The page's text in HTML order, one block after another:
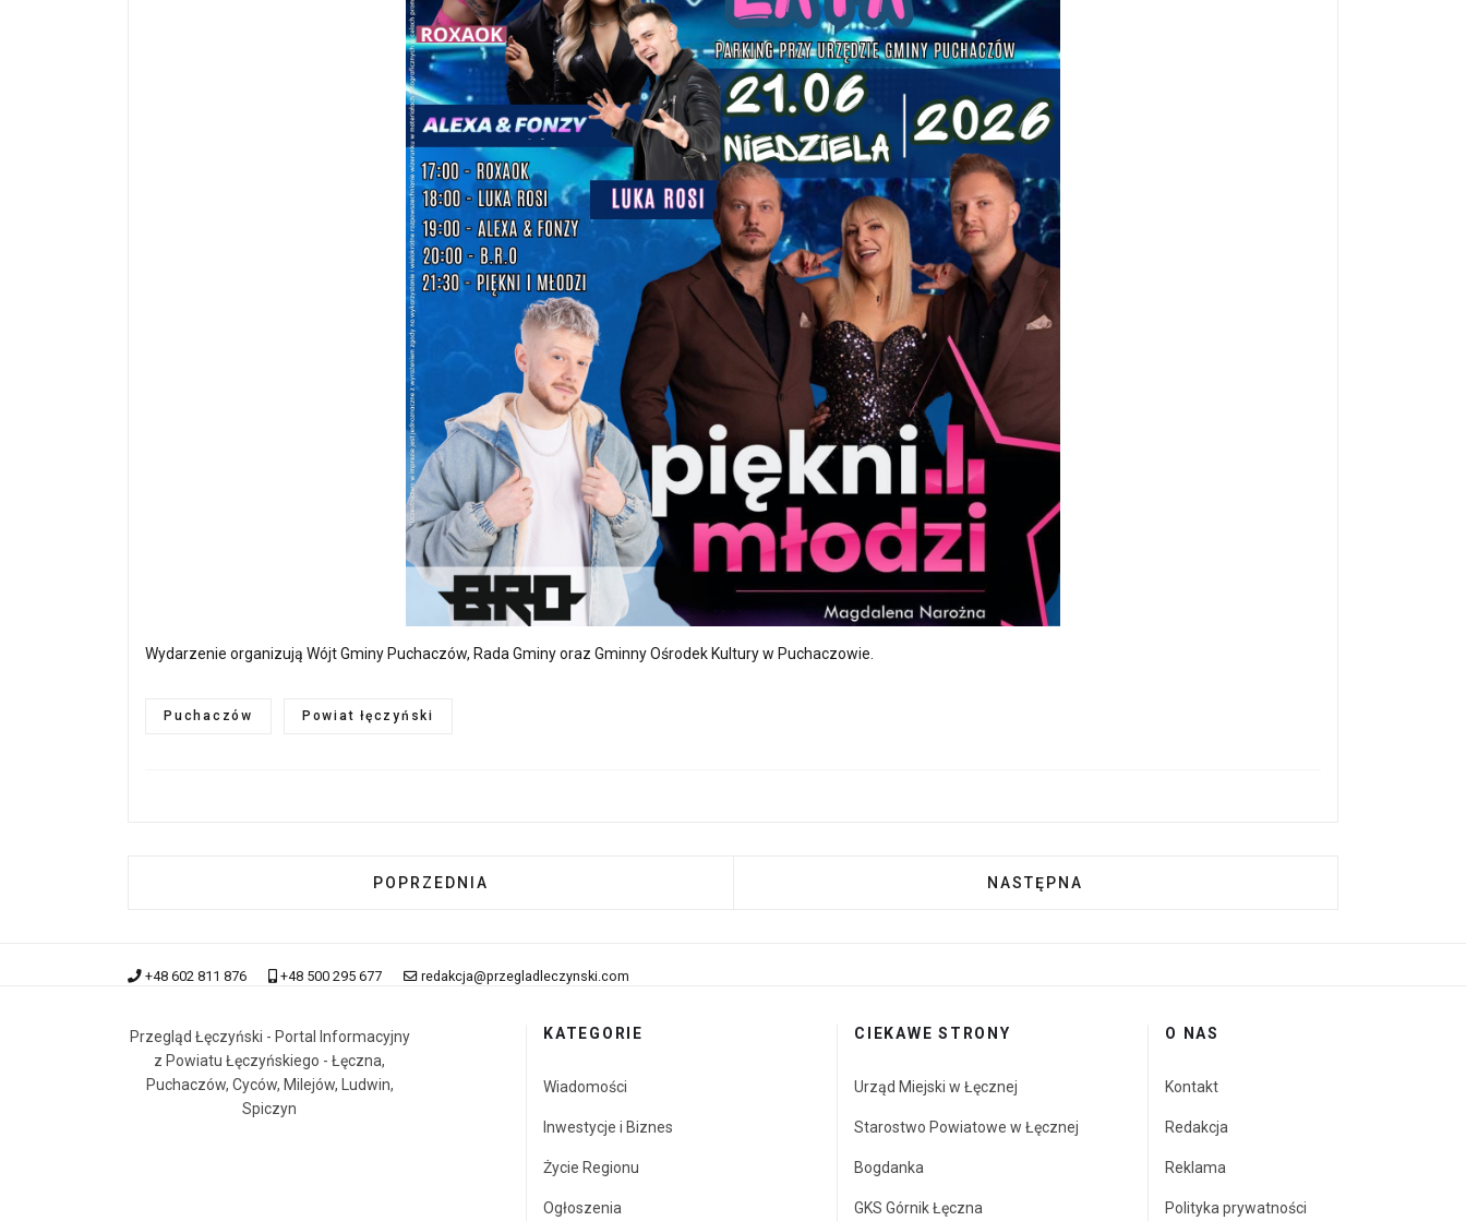
Wydarzenie organizują Wójt Gminy Puchaczów, Rada Gminy oraz Gminny Ośrodek Kultury w Puchaczowie.
Puchaczów Powiat łęczyński
POPRZEDNIA STRONA: INSPIRACJE FESTIWAL W GMINIE MILEJÓW — TRZY DNI MUZYKI, ROZMÓW I ROZWOJU
POPRZEDNIA NASTĘPNA STRONA: MUZYKA, KTÓRA ŁĄCZY
NASTĘPNA
+48 602 811 876 +48 500 295 677 redakcja@przegladleczynski.com
Przegląd Łęczyński - Portal Informacyjny
z Powiatu Łęczyńskiego - Łęczna,
Puchaczów, Cyców, Milejów, Ludwin,
Spiczyn
KATEGORIE
Wiadomości
Inwestycje i Biznes
Życie Regionu
Ogłoszenia
CIEKAWE STRONY
Urząd Miejski w Łęcznej
Starostwo Powiatowe w Łęcznej
Bogdanka
GKS Górnik Łęczna
O NAS
Kontakt
Redakcja
Reklama
Polityka prywatności